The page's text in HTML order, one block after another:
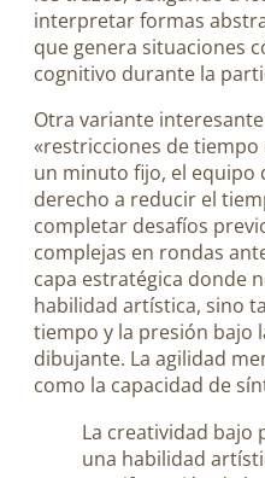
interpretar formas
que genera situaciones
cognitivo durante la
Otra variante
«restricciones de tiempo
un minuto fijo, el equipo
derecho a reducir el
completar desafíos
complejas en rondas
capa estratégica donde
habilidad artística, sino
tiempo y la presión bajo
dibujante. La agilidad
como la capacidad de
La creatividad bajo
una habilidad